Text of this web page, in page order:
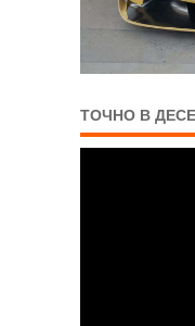
ТОЧНО В